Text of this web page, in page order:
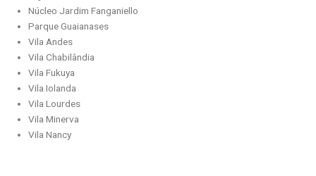
Núcleo Jardim Fanganiello
Parque Guaianases
Vila Andes
Vila Chabilândia
Vila Fukuya
Vila Iolanda
Vila Lourdes
Vila Minerva
Vila Nancy